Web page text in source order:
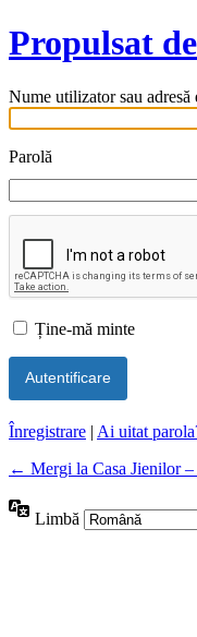
Propulsat
Nume utilizator sau adresă
Parolă
Ține-mă minte
Înregistrare | Ai uitat
← Mergi la Casa Jienilor –
Limbă